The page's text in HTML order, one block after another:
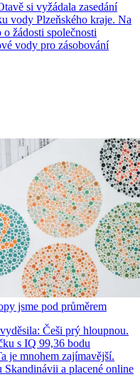
si vyžádala zasedání
vody Plzeňského kraje. Na
žádosti společnosti
vody pro zásobování
jsme pod průměrem
Češi prý hloupnou.
s IQ 99,36 bodu
je mnohem zajímavější.
Skandinávii a placené online